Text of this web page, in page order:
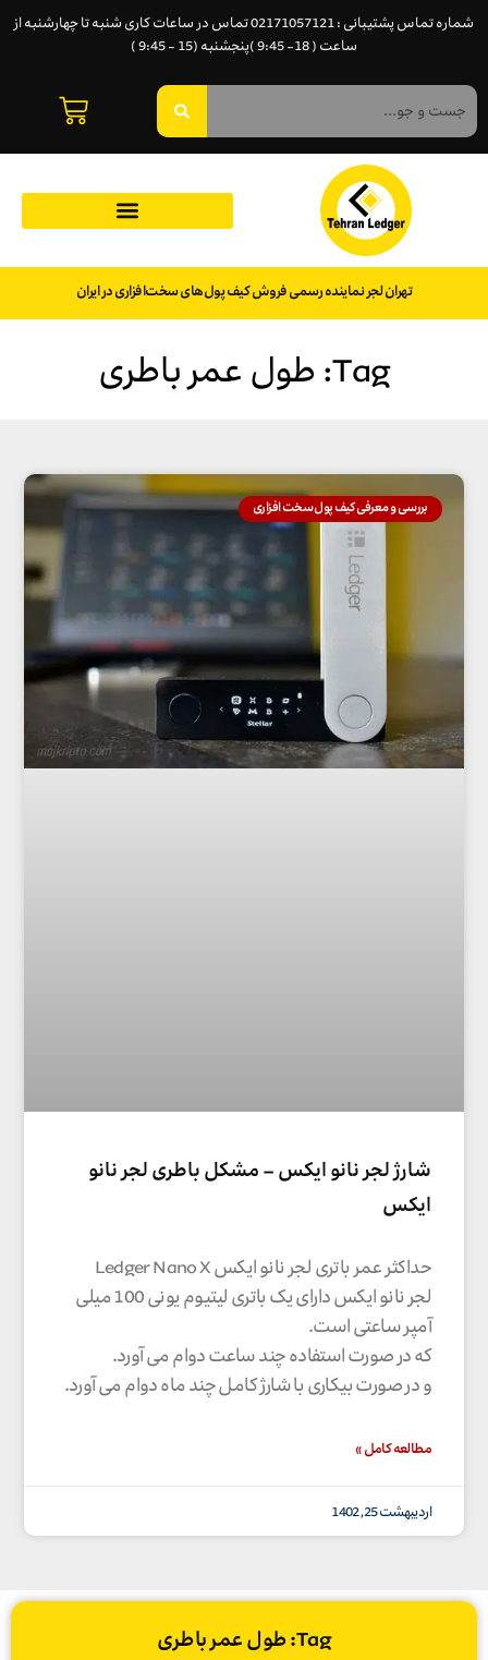
شماره تماس پشتیبانی : 02171057121 تماس در ساعات کاری شنبه تا چهارشنبه از
ساعت ( 18- 9:45 )پنجشنبه (15 - 9:45 )
تهران لجر نماینده رسمی فروش کیف پول‌های سخت‌افزاری در ایران
Tag: طول عمر باطری
بررسی و معرفی کیف پول سخت افزاری
شارژ لجر نانو ایکس – مشکل باطری لجر نانو
ایکس
حداکثر عمر باتری لجر نانو ایکس Ledger Nano X
لجر نانو ایکس دارای یک باتری لیتیوم یونی 100 میلی
آمپر ساعتی است.
که در صورت استفاده چند ساعت دوام می آورد.
و در صورت بیکاری با شارژ کامل چند ماه دوام می آورد.
مطالعه کامل »
اردیبهشت 25, 1402
Tag: طول عمر باطری